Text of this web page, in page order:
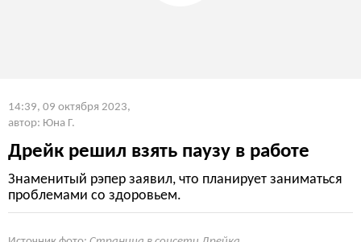
14:39, 09 октября 2023,
автор: Юна Г.
Дрейк решил взять паузу в работе
Знаменитый рэпер заявил, что планирует заниматься
проблемами со здоровьем.